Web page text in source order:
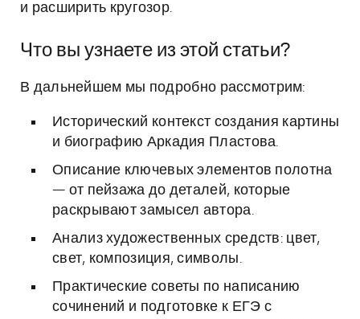
и расширить кругозор.
Что вы узнаете из этой статьи?
В дальнейшем мы подробно рассмотрим:
Исторический контекст создания картины
и биографию Аркадия Пластова.
Описание ключевых элементов полотна
— от пейзажа до деталей, которые
раскрывают замысел автора.
Анализ художественных средств: цвет,
свет, композиция, символы.
Практические советы по написанию
сочинений и подготовке к ЕГЭ с